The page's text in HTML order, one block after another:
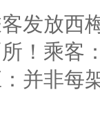
发放西
！乘客
并非每